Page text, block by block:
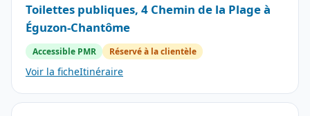
Toilettes publiques, 4 Chemin de la Plage à
Éguzon-Chantôme
Accessible PMR Réservé à la clientèle
Voir la ficheItinéraire